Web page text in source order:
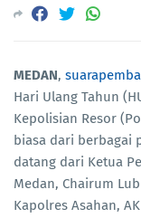
MEDAN,
Hari Ulang Tahun
Kepolisian Resor
biasa dari berbagai
datang dari Ketua
Medan, Chairum
Kapolres Asahan,